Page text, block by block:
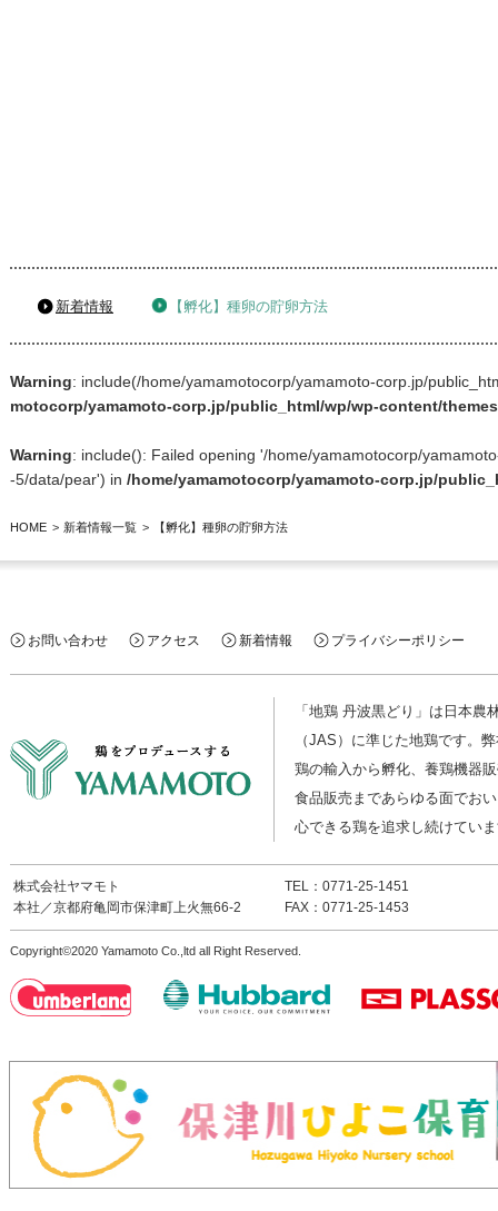
新着情報 【孵化】種卵の貯卵方法
Warning: include(/home/yamamotocorp/yamamoto-corp.jp/
motocorp/yamamoto-corp.jp/public_html/wp/wp-content/
Warning: include(): Failed opening '/home/yamamotocorp/
-5/data/pear') in /home/yamamotocorp/yamamoto-corp.jp/
HOME 新着情報一覧 【孵化】種卵の貯卵方法
お問い合わせ アクセス 新着情報 プライバシーポリシー
「地鶏 丹波黒どり」は日本農
（JAS）に準じた地鶏です。
鶏の輸入から孵化、養鶏機器
食品販売まであらゆる面でお
心できる鶏を追求し続けてい
株式会社ヤマモト
本社／京都府亀岡市保津町上火無66-2
TEL：0771-25-1451
FAX：0771-25-1453
Copyright©2020 Yamamoto Co.,ltd all Right Reserved.